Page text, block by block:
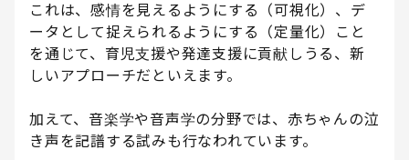
これは、感情を見えるようにする（可視化）、デ
ータとして捉えられるようにする（定量化）こと
を通じて、育児支援や発達支援に貢献しうる、新
しいアプローチだといえます。
加えて、音楽学や音声学の分野では、赤ちゃんの泣
き声を記譜する試みも行なわれています。